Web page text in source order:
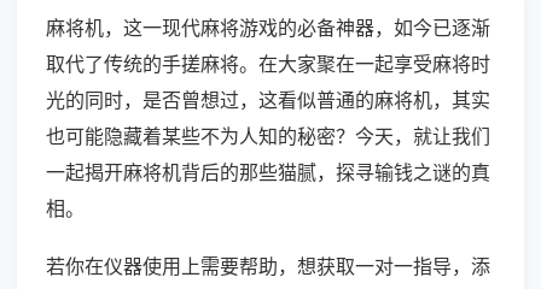
麻将机，这一现代麻将游戏的必备神器，如今已逐渐
取代了传统的手搓麻将。在大家聚在一起享受麻将时
光的同时，是否曾想过，这看似普通的麻将机，其实
也可能隐藏着某些不为人知的秘密？今天，就让我们
一起揭开麻将机背后的那些猫腻，探寻输钱之谜的真
相。
若你在仪器使用上需要帮助，想获取一对一指导，添